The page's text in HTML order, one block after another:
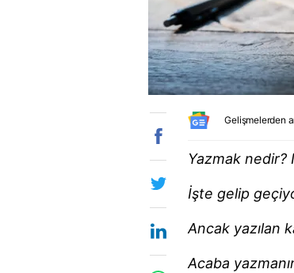
Gelişmelerden
Yazmak
İşte gelip
Ancak yazılan
Acaba